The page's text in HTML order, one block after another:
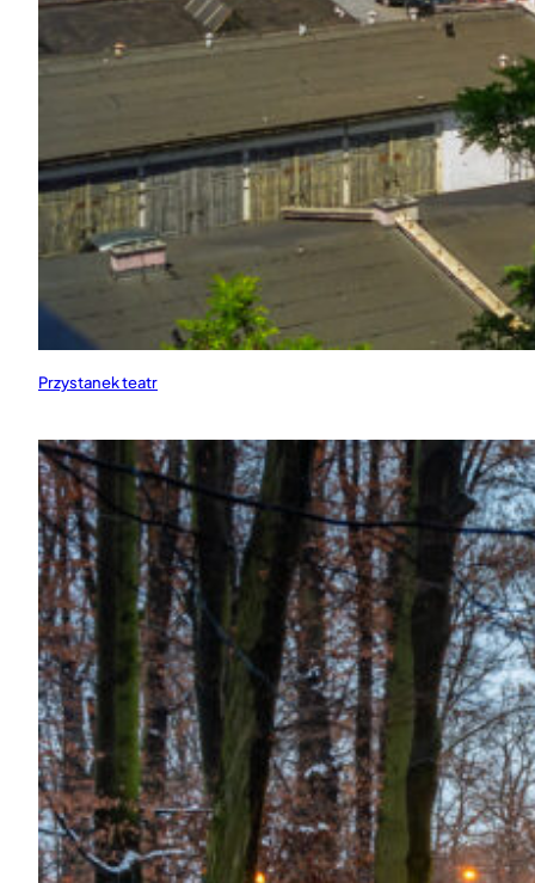
Przystanek teatr